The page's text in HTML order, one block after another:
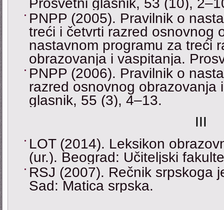
Prosvetni glasnik, 53 (10),
PNPP (2005). Pravilnik o
treći i četvrti razred osnovnog
nastavnom programu za treći
obrazovanja i vaspitanja.
PNPP (2006). Pravilnik o
razred osnovnog obrazovanja
glasnik, 55 (3), 4–13.
III
LOT (2014). Leksikon
(ur.). Beograd: Učiteljski
RSJ (2007). Rečnik srpskoga
Sad: Matica srpska.